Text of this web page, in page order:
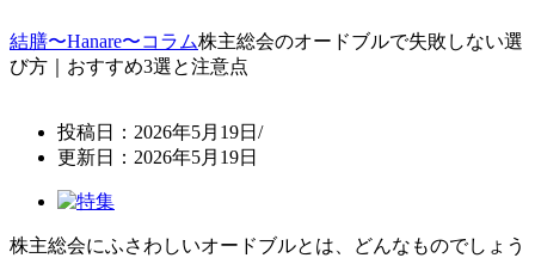
結膳〜Hanare〜コラム株主総会のオードブルで失敗しない選
び方｜おすすめ3選と注意点
投稿日：2026年5月19日/
更新日：2026年5月19日
株主総会にふさわしいオードブルとは、どんなものでしょう